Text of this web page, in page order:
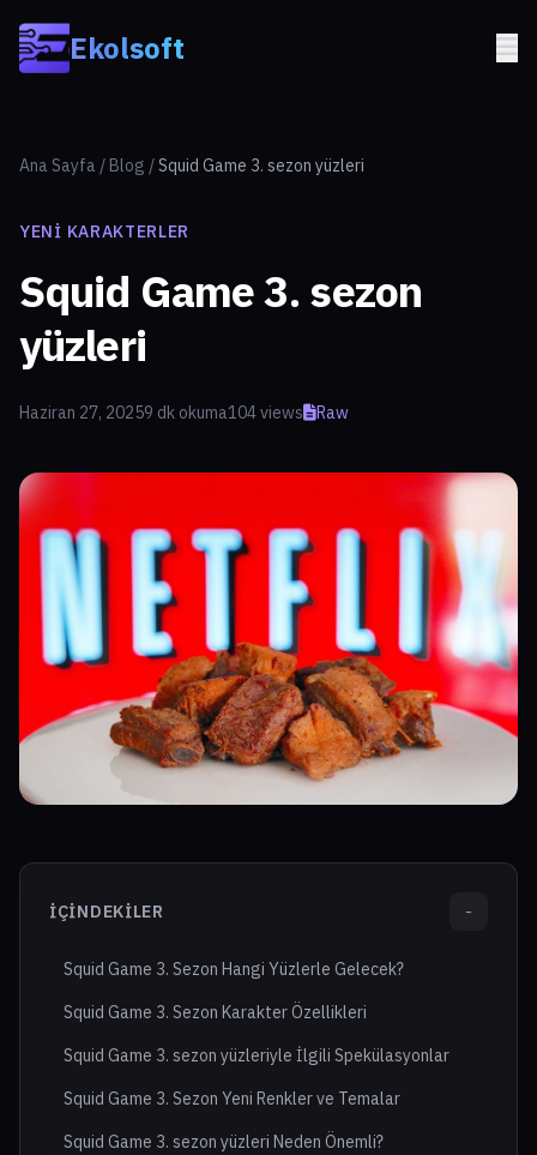
Ekolsoft
Ana Sayfa / Blog /Squid Game 3. sezon yüzleri
YENI KARAKTERLER
Squid Game 3. sezon
yüzleri
Haziran 27, 20259 dk okuma104 views Raw
İÇINDEKILER -
Squid Game 3. Sezon Hangi Yüzlerle Gelecek?
Squid Game 3. Sezon Karakter Özellikleri
Squid Game 3. sezon yüzleriyle İlgili Spekülasyonlar
Squid Game 3. Sezon Yeni Renkler ve Temalar
Squid Game 3. sezon yüzleri Neden Önemli?